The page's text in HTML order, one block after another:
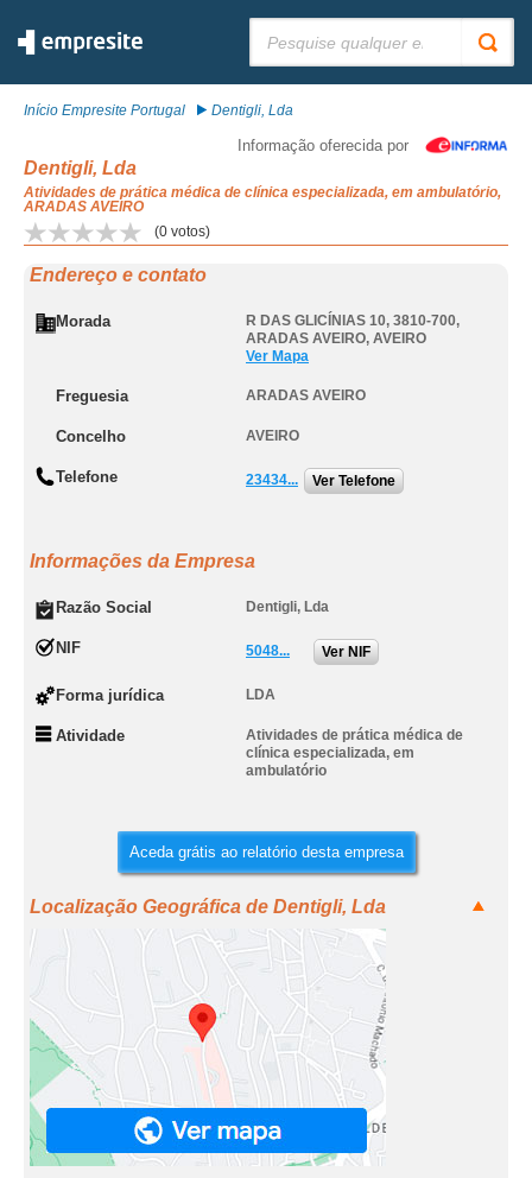
Início Empresite Portugal Dentigli, Lda
Informação oferecida por
Dentigli, Lda
Atividades de prática médica de clínica especializada, em ambulatório,
ARADAS AVEIRO
(0 votos)
Endereço e contato
Morada R DAS GLICÍNIAS 10, 3810-700,
ARADAS AVEIRO, AVEIRO
Ver Mapa
Freguesia ARADAS AVEIRO
Concelho AVEIRO
Telefone 23434... Ver Telefone
Informações da Empresa
Razão Social Dentigli, Lda
NIF 5048... Ver NIF
Forma jurídica LDA
Atividade
Atividades de prática médica de
clínica especializada, em
ambulatório
Aceda grátis ao relatório desta empresa
Localização Geográfica de Dentigli, Lda